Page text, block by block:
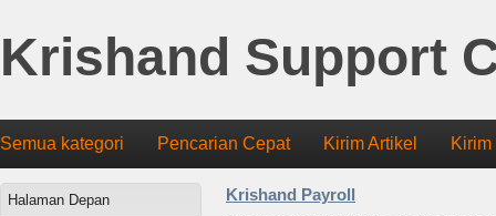
Krishand Support
Semua kategori Pencarian Cepat Kirim Artikel
Halaman Depan
Krishand Payroll